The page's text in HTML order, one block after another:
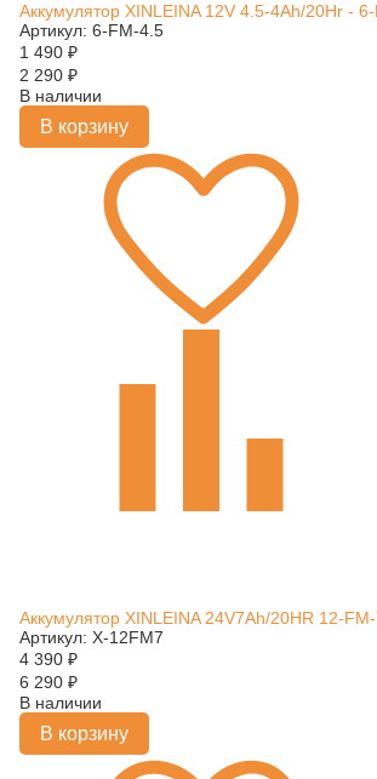
Аккумулятор XINLEINA 12V 4.5-4Ah/20Hr -
Артикул: 6-FM-4.5
1 490 ₽
2 290 ₽
В наличии
В корзину
Аккумулятор XINLEINA 24V7Ah/20HR 12-
Артикул: X-12FM7
4 390 ₽
6 290 ₽
В наличии
В корзину